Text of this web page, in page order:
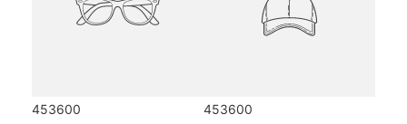
453600 453600